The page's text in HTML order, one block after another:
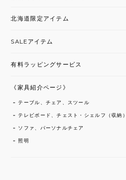
北海道限定アイテム
SALEアイテム
有料ラッピングサービス
《家具紹介ページ》
テーブル、チェア、スツール
テレビボード、チェスト・シェルフ（収納）
ソファ、パーソナルチェア
照明